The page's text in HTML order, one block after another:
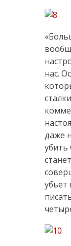
нас.
даже
убить
убьет